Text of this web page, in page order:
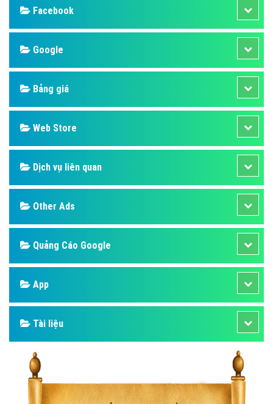
Facebook
Google
Bảng giá
Web Store
Dịch vụ liên quan
Other Ads
Quảng Cáo Google
App
Tài liệu